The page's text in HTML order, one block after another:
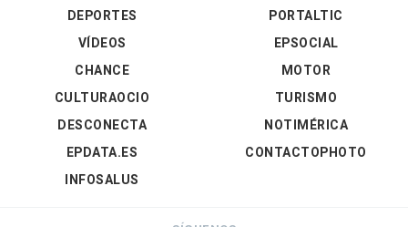
DEPORTES
VÍDEOS
PORTALTIC
EPSOCIAL
CHANCE
CULTURAOCIO
DESCONECTA
EPDATA.ES
INFOSALUS
MOTOR
TURISMO
NOTIMÉRICA
CONTACTOPHOTO